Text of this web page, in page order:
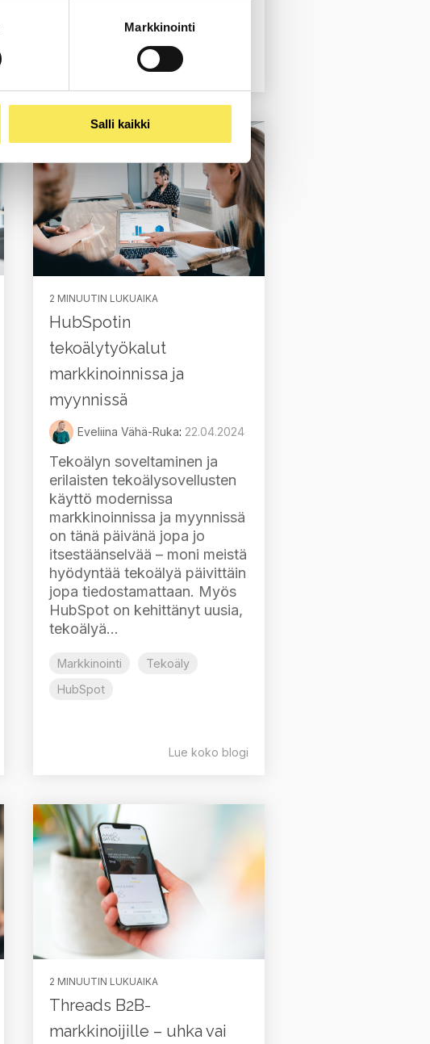
Markkinointi
Salli kaikki
Lue koko blogi
2 MINUUTIN LUKUAIKA
HubSpotin
tekoälytyökalut
markkinoinnissa ja
myynnissä
Eveliina Vähä-Ruka: 22.04.2024
Tekoälyn soveltaminen ja
erilaisten tekoälysovellusten
käyttö modernissa
markkinoinnissa ja myynnissä
on tänä päivänä jopa jo
itsestäänselvää – moni meistä
hyödyntää tekoälyä päivittäin
jopa tiedostamattaan. Myös
HubSpot on kehittänyt uusia,
tekoälyä...
Markkinointi
Tekoäly
HubSpot
Lue koko blogi
2 MINUUTIN LUKUAIKA
Threads B2B-
markkinoijille – uhka vai